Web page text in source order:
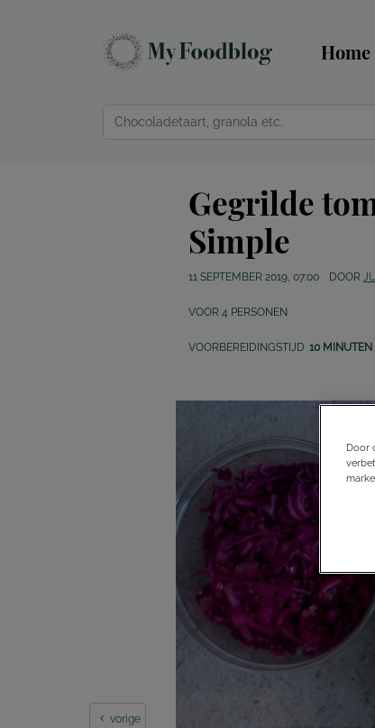
Home
Gegrilde
Simple
11 SEPTEMBER 2019, 07:00 DOOR
VOOR 4 PERSONEN
VOORBEREIDINGSTIJD 10 MINUTEN
vorige
Door